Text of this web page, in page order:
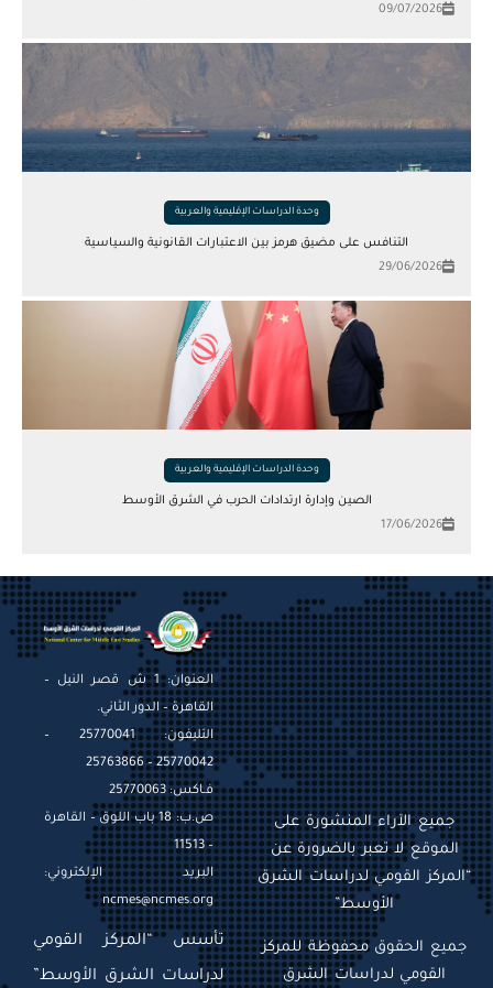
09/07/2026
وحدة الدراسات الإقليمية والعربية
التنافس على مضيق هرمز بين الاعتبارات القانونية والسياسية
29/06/2026
وحدة الدراسات الإقليمية والعربية
الصين وإدارة ارتدادات الحرب في الشرق الأوسط
17/06/2026
العنوان: 1 ش قصر النيل –
القاهرة – الدور الثاني.
التليفون: 25770041 –
25770042 – 25763866
فـاكس: 25770063
ص.ب: 18 باب اللوق – القاهرة
– 11513
البريد الإلكتروني:
ncmes@ncmes.org
تأسس “المركز القومي
لدراسات الشرق الأوسط”
جميع الآراء المنشورة على
الموقع لا تعبر بالضرورة عن
“المركز القومي لدراسات الشرق
الأوسط”
جميع الحقوق محفوظة للمركز
القومي لدراسات الشرق